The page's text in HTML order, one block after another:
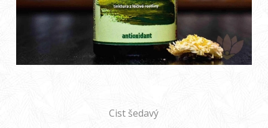
Cist šedavý